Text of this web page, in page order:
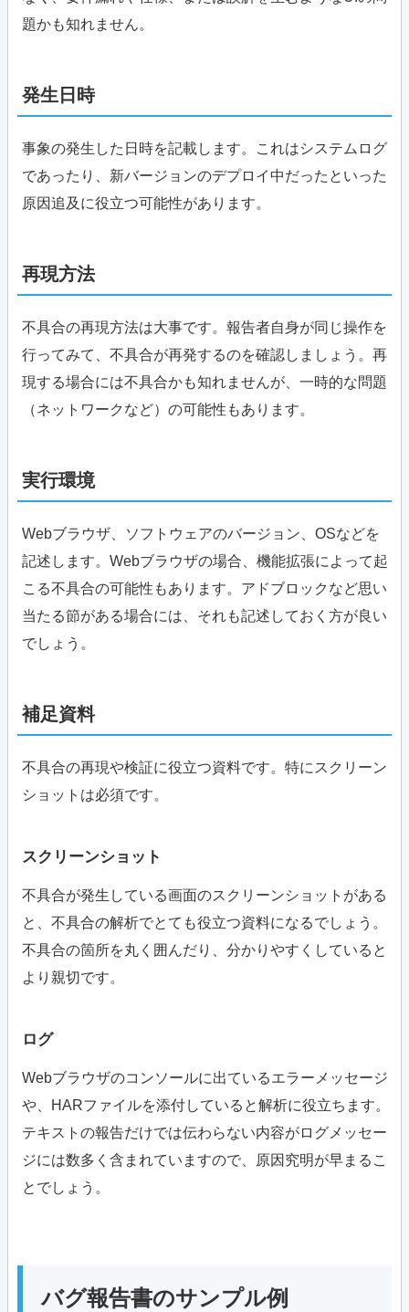
題かも知れません。
発生日時
事象の発生した日時を記載します。これはシステムログ
であったり、新バージョンのデプロイ中だったといった
原因追及に役立つ可能性があります。
再現方法
不具合の再現方法は大事です。報告者自身が同じ操作を
行ってみて、不具合が再発するのを確認しましょう。再
現する場合には不具合かも知れませんが、一時的な問題
（ネットワークなど）の可能性もあります。
実行環境
Webブラウザ、ソフトウェアのバージョン、OSなどを
記述します。Webブラウザの場合、機能拡張によって起
こる不具合の可能性もあります。アドブロックなど思い
当たる節がある場合には、それも記述しておく方が良い
でしょう。
補足資料
不具合の再現や検証に役立つ資料です。特にスクリーン
ショットは必須です。
スクリーンショット
不具合が発生している画面のスクリーンショットがある
と、不具合の解析でとても役立つ資料になるでしょう。
不具合の箇所を丸く囲んだり、分かりやすくしていると
より親切です。
ログ
Webブラウザのコンソールに出ているエラーメッセージ
や、HARファイルを添付していると解析に役立ちます。
テキストの報告だけでは伝わらない内容がログメッセー
ジには数多く含まれていますので、原因究明が早まるこ
とでしょう。
バグ報告書のサンプル例